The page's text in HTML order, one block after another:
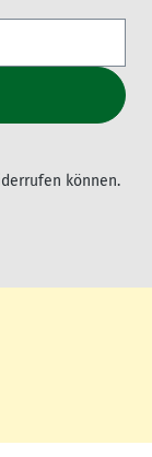
können.